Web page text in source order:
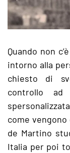
Quando non
intorno alla
chiesto di
controllo
come
de Martino
Italia per poi